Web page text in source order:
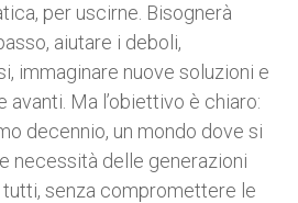
per uscirne. Bisognerà
aiutare i deboli,
immaginare nuove soluzioni e
avanti. Ma l’obiettivo è chiaro:
decennio, un mondo dove si
necessità delle generazioni
senza compromettere le